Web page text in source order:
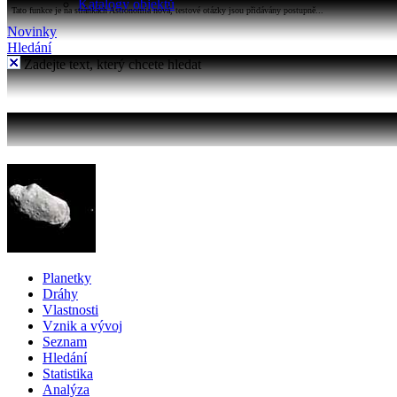
Katalogy objektů
Tato funkce je na stránkách Astronomia nová, testové otázky jsou přidávány postupně...
Novinky
Hledání
Zadejte text, který chcete hledat
Planetky
Dráhy
Vlastnosti
Vznik a vývoj
Seznam
Hledání
Statistika
Analýza